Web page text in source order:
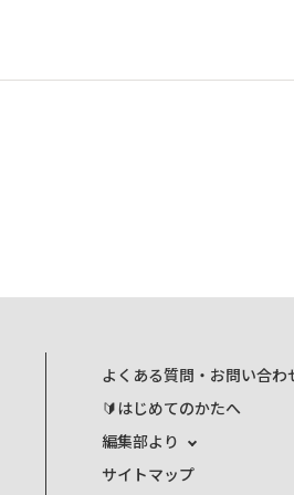
よくある質問・お問い合わ
🔰はじめてのかたへ
編集部より
サイトマップ